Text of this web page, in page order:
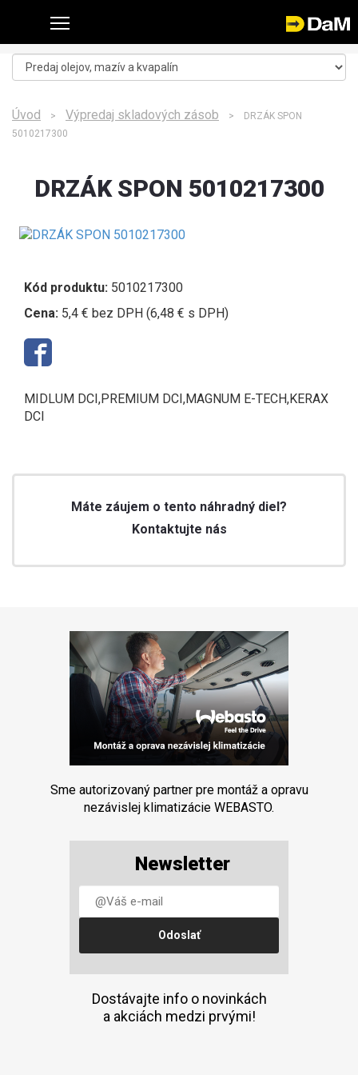
Úvod > Výpredaj skladových zásob > DRZÁK SPON
5010217300
DRZÁK SPON 5010217300
Kód produktu: 5010217300
Cena: 5,4 € bez DPH (6,48 € s DPH)
MIDLUM DCI,PREMIUM DCI,MAGNUM E-TECH,KERAX
DCI
Máte záujem o tento náhradný diel?
Kontaktujte nás
Sme autorizovaný partner pre montáž a opravu
nezávislej klimatizácie WEBASTO.
Newsletter
Dostávajte info o novinkách
a akciách medzi prvými!